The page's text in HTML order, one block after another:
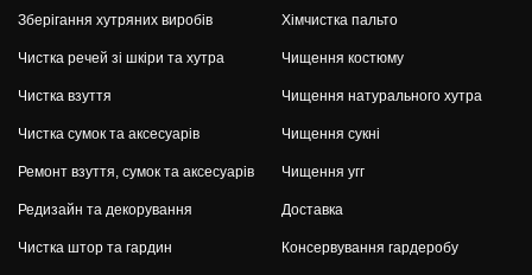
Зберігання хутряних виробів
Чистка речей зі шкіри та хутра
Чистка взуття
Чистка сумок та аксесуарів
Ремонт взуття, сумок та аксесуарів
Редизайн та декорування
Чистка штор та гардин
Хімчистка пальто
Чищення костюму
Чищення натурального хутра
Чищення сукні
Чищення угг
Доставка
Консервування гардеробу